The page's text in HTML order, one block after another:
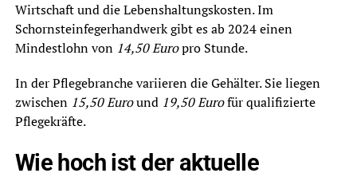
Wirtschaft und die Lebenshaltungskosten. Im
Schornsteinfegerhandwerk gibt es ab 2024 einen
Mindestlohn von 14,50 Europro Stunde.
In der Pflegebranche variieren die Gehälter. Sie liegen
zwischen 15,50 Euround 19,50 Eurofür qualifizierte
Pflegekräfte.
Wie hoch ist der aktuelle